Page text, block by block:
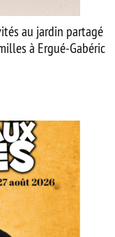
au jardin partagé
à Ergué-Gabéric